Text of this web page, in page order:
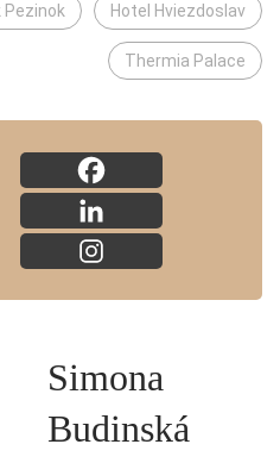
Pezinok Hotel Hviezdoslav
Thermia Palace
Simona
Budinská